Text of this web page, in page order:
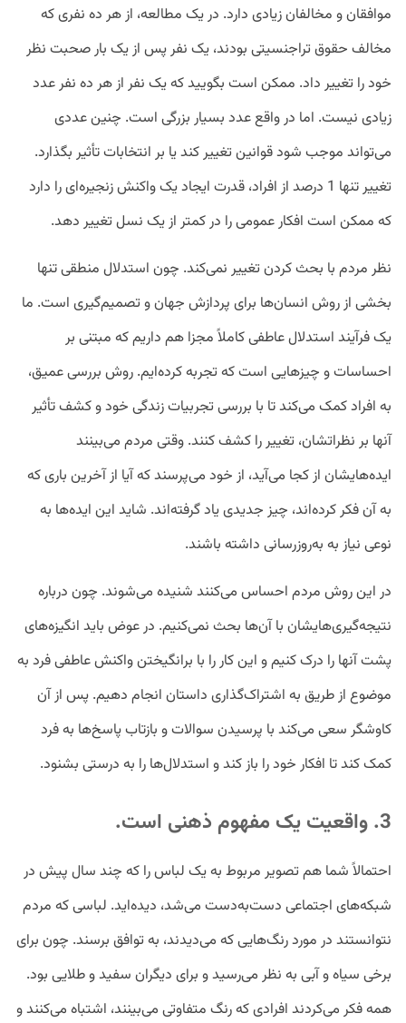
موافقان و مخالفان زیادی دارد. در یک مطالعه، از هر ده نفری که
مخالف حقوق تراجنسیتی بودند، یک نفر پس از یک بار صحبت نظر
خود را تغییر داد. ممکن است بگویید که یک نفر از هر ده نفر عدد
زیادی نیست. اما در واقع عدد بسیار بزرگی است. چنین عددی
می‌تواند موجب شود قوانین تغییر کند یا بر انتخابات تأثیر بگذارد.
تغییر تنها 1 درصد از افراد، قدرت ایجاد یک واکنش زنجیره‌ای را دارد
که ممکن است افکار عمومی را در کمتر از یک نسل تغییر دهد.
نظر مردم با بحث کردن تغییر نمی‌کند. چون استدلال منطقی تنها
بخشی از روش انسان‌ها برای پردازش جهان و تصمیم‌گیری است. ما
یک فرآیند استدلال عاطفی کاملاً مجزا هم داریم که مبتنی بر
احساسات و چیزهایی است که تجربه کرده‌ایم. روش بررسی عمیق،
به افراد کمک می‌کند تا با بررسی تجربیات زندگی خود و کشف تأثیر
آنها بر نظراتشان، تغییر را کشف کنند. وقتی مردم می‌بینند
ایده‌هایشان از کجا می‌آید، از خود می‌پرسند که آیا از آخرین باری که
به آن فکر کرده‌اند، چیز جدیدی یاد گرفته‌اند. شاید این ایده‌ها به
نوعی نیاز به به‌روزرسانی داشته باشند.
در این روش مردم احساس می‌کنند شنیده می‌شوند. چون درباره
نتیجه‌گیری‌هایشان با آن‌ها بحث نمی‌کنیم. در عوض باید انگیزه‌های
پشت آنها را درک کنیم و این کار را با برانگیختن واکنش عاطفی فرد به
موضوع از طریق به اشتراک‌گذاری داستان انجام دهیم. پس از آن
کاوشگر سعی می‌کند با پرسیدن سوالات و بازتاب پاسخ‌ها به فرد
کمک کند تا افکار خود را باز کند و استدلال‌ها را به درستی بشنود.
3. واقعیت یک مفهوم ذهنی است.
احتمالاً شما هم تصویر مربوط به یک لباس را که چند سال پیش در
شبکه‌های اجتماعی دست‌به‌دست می‌شد، دیده‌اید. لباسی که مردم
نتوانستند در مورد رنگ‌هایی که می‌دیدند، به توافق برسند. چون برای
برخی سیاه و آبی به نظر می‌رسید و برای دیگران سفید و طلایی بود.
همه فکر می‌کردند افرادی که رنگ متفاوتی می‌بینند، اشتباه می‌کنند و